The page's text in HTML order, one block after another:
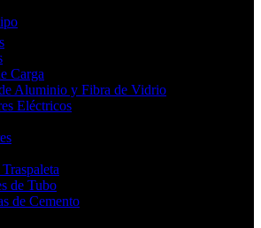
Carga
Aluminio y Fibra de Vidrio
Eléctricos
de Tubo
de Cemento